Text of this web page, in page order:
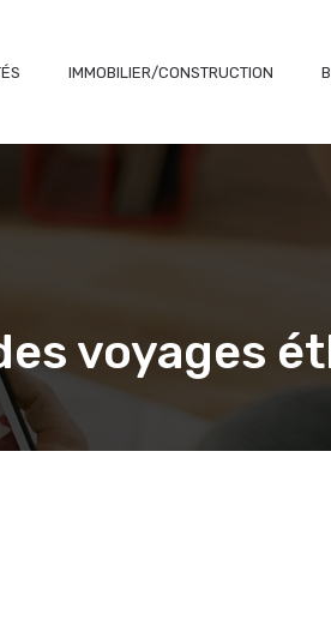
IMMOBILIER/CONSTRUCTION
voyages